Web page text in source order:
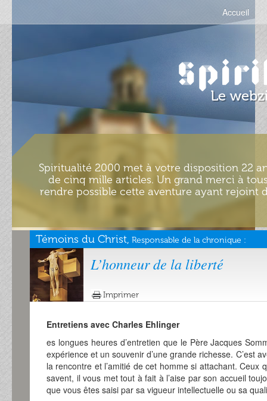
Accueil
Spiritualité 2000 met à votre disposition 22
de cinq mille articles. Un grand merci à
rendre possible cette aventure ayant rejoint
Témoins du Christ, Responsable de la chronique :
L’honneur de la liberté
Imprimer
Entretiens avec Charles Ehlinger
es longues heures d’entretien que le Père Jacques
expérience et un souvenir d’une grande richesse. C’est
la rencontre et l’amitié de cet homme si attachant. Ceux
savent, il vous met tout à fait à l’aise par son accueil
que vous êtes saisi par sa vigueur intellectuelle ou sa